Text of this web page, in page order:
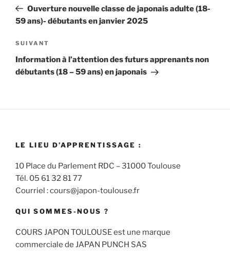
l’article
précédent
Ouverture nouvelle classe de japonais adulte (18-
59 ans)- débutants en janvier 2025
Article
suivant
SUIVANT
Information à l’attention des futurs apprenants non
débutants (18 – 59 ans) en japonais
LE LIEU D’APPRENTISSAGE :
10 Place du Parlement RDC – 31000 Toulouse
Tél. 05 61 32 81 77
Courriel : cours@japon-toulouse.fr
QUI SOMMES-NOUS ?
COURS JAPON TOULOUSE est une marque
commerciale de JAPAN PUNCH SAS